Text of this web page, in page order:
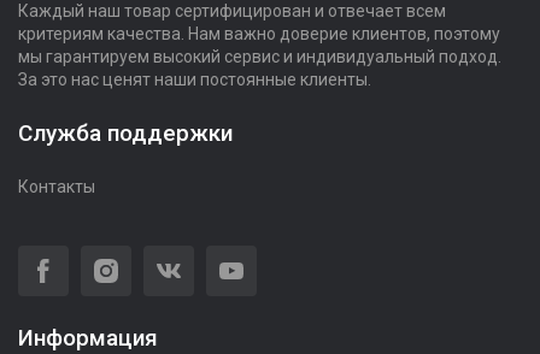
Каждый наш товар сертифицирован и отвечает всем
критериям качества. Нам важно доверие клиентов, поэтому
мы гарантируем высокий сервис и индивидуальный подход.
За это нас ценят наши постоянные клиенты.
Служба поддержки
Контакты
Информация